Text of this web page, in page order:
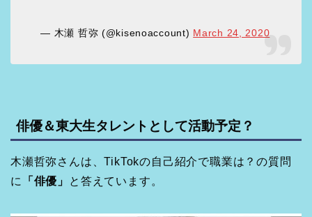
— 木瀬 哲弥 (@kisenoaccount) March 24, 2020
俳優＆東大生タレントとして活動予定？
木瀬哲弥さんは、TikTokの自己紹介で職業は？の質問
に
「俳優」 と答えています。